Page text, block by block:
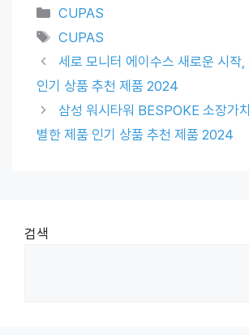
Categories
CUPAS
Tags
CUPAS
세로 모니터 에이수스 새로운 시작,
인기 상품 추천 제품 2024
삼성 워시타워 BESPOKE 소장가
별한 제품 인기 상품 추천 제품 2024
검색